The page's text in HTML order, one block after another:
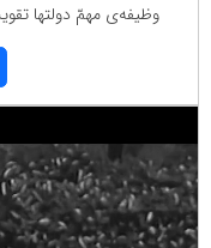
وظیفه‌ی مهمّ دولتها